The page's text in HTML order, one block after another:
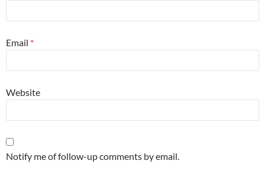
Email *
Website
Notify me of follow-up comments by email.